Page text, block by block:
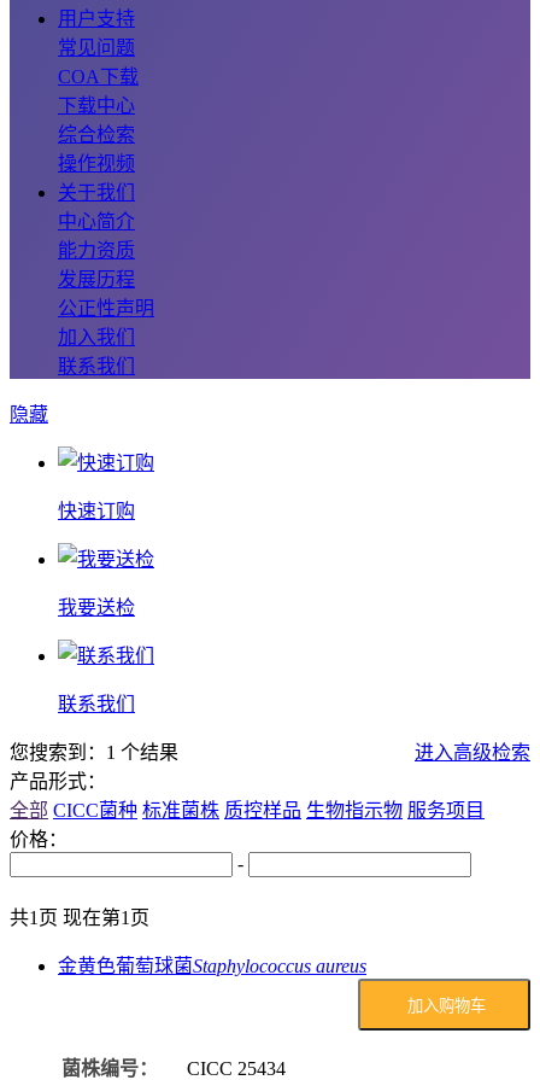
用户支持
常见问题
COA下载
下载中心
综合检索
操作视频
关于我们
中心简介
能力资质
发展历程
公正性声明
加入我们
联系我们
隐藏
快速订购
我要送检
联系我们
您搜索到：1 个结果
进入高级检索
产品形式：
全部 CICC菌种 标准菌株 质控样品 生物指示物 服务项目
价格：
-
共1页 现在第1页
金黄色葡萄球菌Staphylococcus aureus
加入购物车
菌株编号： CICC 25434